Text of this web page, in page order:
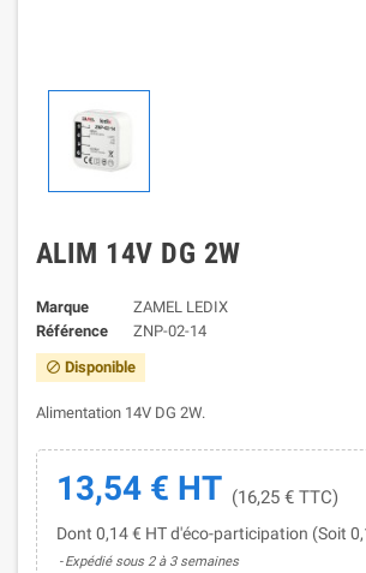
ALIM 14V DG 2W
Marque
ZAMEL LEDIX
Référence
ZNP-02-14
 Disponible
Alimentation 14V DG 2W.
13,54 € HT (16,25 € TTC)
Dont 0,14 € HT d'éco-participation (Soit
Expédié sous 2 à 3 semaines